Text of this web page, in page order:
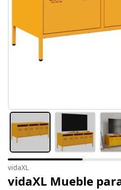
vidaXL
vidaXL Mueble